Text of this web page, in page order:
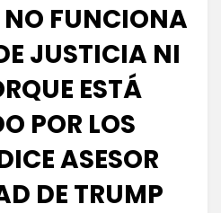
FUNCIONA
JUSTICIA NI
ESTÁ
POR LOS
ASESOR
DE TRUMP